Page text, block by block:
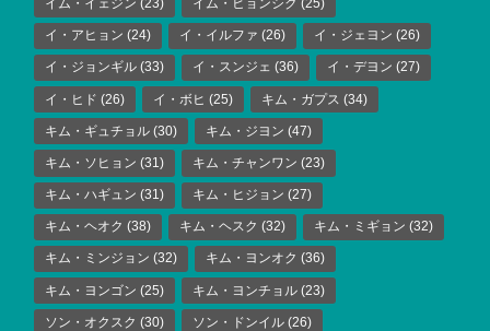
イム・イェジン (23) イム・ヒョンシク (25)
イ・アヒョン (24) イ・イルファ (26) イ・ジェヨン (26)
イ・ジョンギル (33) イ・スンジェ (36) イ・デヨン (27)
イ・ヒド (26) イ・ボヒ (25) キム・ガプス (34)
キム・ギュチョル (30) キム・ジヨン (47)
キム・ソヒョン (31) キム・チャンワン (23)
キム・ハギュン (31) キム・ヒジョン (27)
キム・ヘオク (38) キム・ヘスク (32) キム・ミギョン (32)
キム・ミンジョン (32) キム・ヨンオク (36)
キム・ヨンゴン (25) キム・ヨンチョル (23)
ソン・オクスク (30) ソン・ドンイル (26)